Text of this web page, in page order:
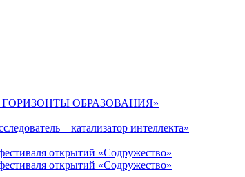
ГОРИЗОНТЫ ОБРАЗОВАНИЯ»
– катализатор интеллекта»
открытий «Содружество»
открытий «Содружество»